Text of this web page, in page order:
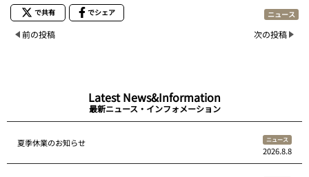
で共有 でシェア ニュース
前の投稿 次の投稿
Latest News&Information
最新ニュース・インフォメーション
夏季休業のお知らせ ニュース
2026.8.8